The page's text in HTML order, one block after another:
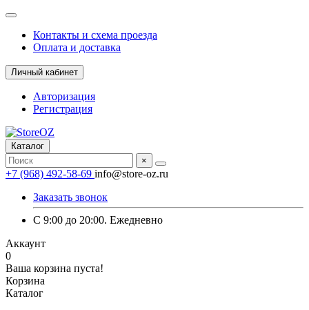
Контакты и схема проезда
Оплата и доставка
Личный кабинет
Авторизация
Регистрация
Каталог
×
+7 (968) 492-58-69 info@store-oz.ru
Заказать звонок
C 9:00 до 20:00. Ежедневно
Аккаунт
0
Ваша корзина пуста!
Корзина
Каталог